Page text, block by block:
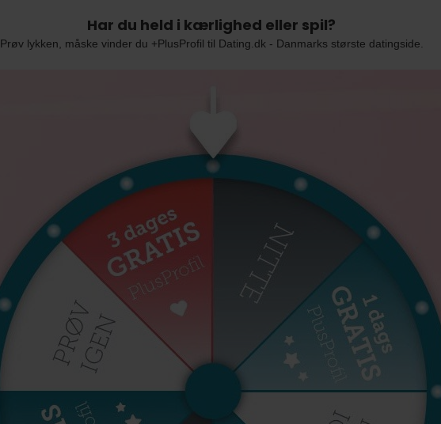
Har du held i kærlighed eller spil?
Prøv lykken, måske vinder du +PlusProfil til Dating.dk - Danmarks største datingside.